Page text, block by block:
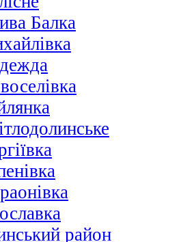
Балка
район